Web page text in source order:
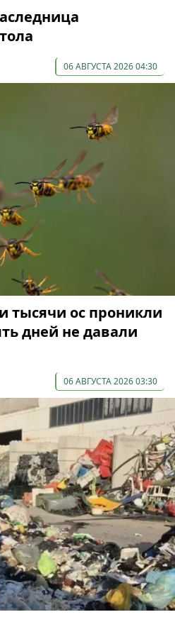
06 АВГУСТА 2026 04:30
тысячи ос проникли
дней не давали
06 АВГУСТА 2026 03:30